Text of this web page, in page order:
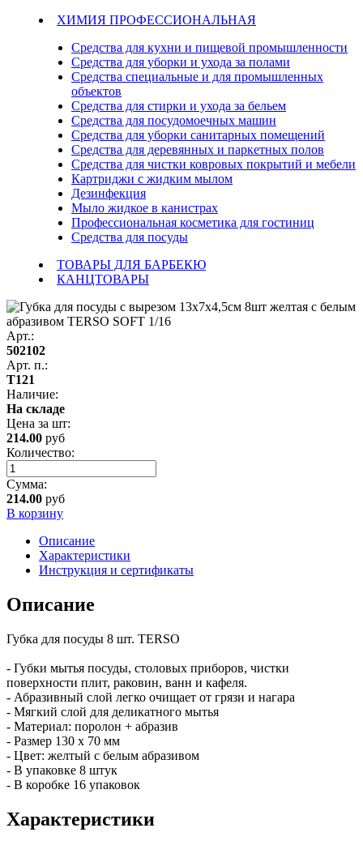
ХИМИЯ ПРОФЕССИОНАЛЬНАЯ
Средства для кухни и пищевой промышленности
Средства для уборки и ухода за полами
Средства специальные и для промышленных
объектов
Средства для стирки и ухода за бельем
Средства для посудомоечных машин
Средства для уборки санитарных помещений
Средства для деревянных и паркетных полов
Средства для чистки ковровых покрытий и мебели
Картриджи с жидким мылом
Дезинфекция
Мыло жидкое в канистрах
Профессиональная косметика для гостиниц
Средства для посуды
ТОВАРЫ ДЛЯ БАРБЕКЮ
КАНЦТОВАРЫ
Арт.:
502102
Арт. п.:
Т121
Наличие:
На складе
Цена за шт:
214.00 руб
Количество:
Сумма:
214.00 руб
В корзину
Описание
Характеристики
Инструкция и сертификаты
Описание
Губка для посуды 8 шт. TERSO
- Губки мытья посуды, столовых приборов, чистки
поверхности плит, раковин, ванн и кафеля.
- Абразивный слой легко очищает от грязи и нагара
- Мягкий слой для деликатного мытья
- Материал: поролон + абразив
- Размер 130 х 70 мм
- Цвет: желтый с белым абразивом
- В упаковке 8 штук
- В коробке 16 упаковок
Характеристики